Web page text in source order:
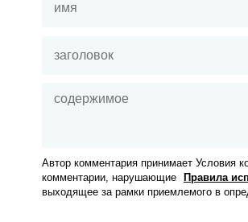
Автор комментария принимает Условия
комментарии, нарушающие
Правила
выходящее за рамки приемлемого в